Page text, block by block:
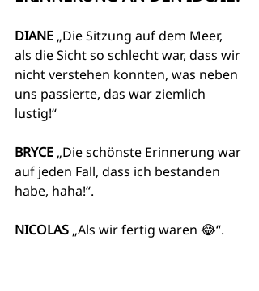
DIANE „Die Sitzung auf dem Meer,
als die Sicht so schlecht war, dass wir
nicht verstehen konnten, was neben
uns passierte, das war ziemlich
lustig!“
BRYCE „Die schönste Erinnerung war
auf jeden Fall, dass ich bestanden
habe, haha!“.
NICOLAS „Als wir fertig waren 😂“.